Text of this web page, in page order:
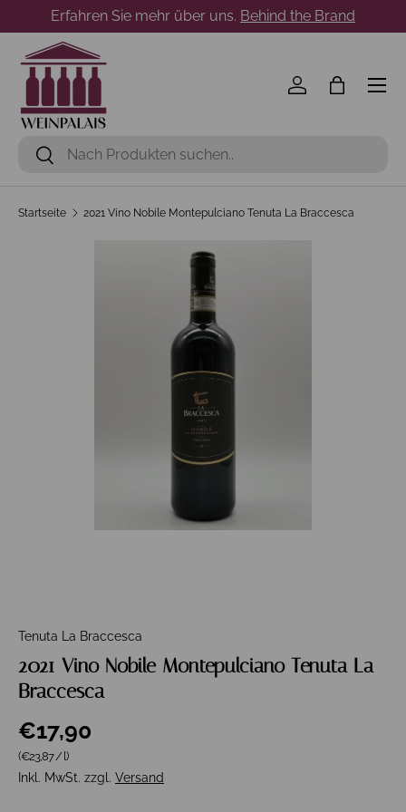
Direkt zum Inhalt
Erfahren Sie mehr über uns. Behind the Brand
Suchen
Suchen
Einloggen
Menü
Startseite 2021 Vino Nobile Montepulciano Tenuta La Braccesca
Tenuta La Braccesca
2021 Vino Nobile Montepulciano Tenuta La
Braccesca
€17,90
Grundpreis
(€23,87/l)
Inkl. MwSt. zzgl. Versand